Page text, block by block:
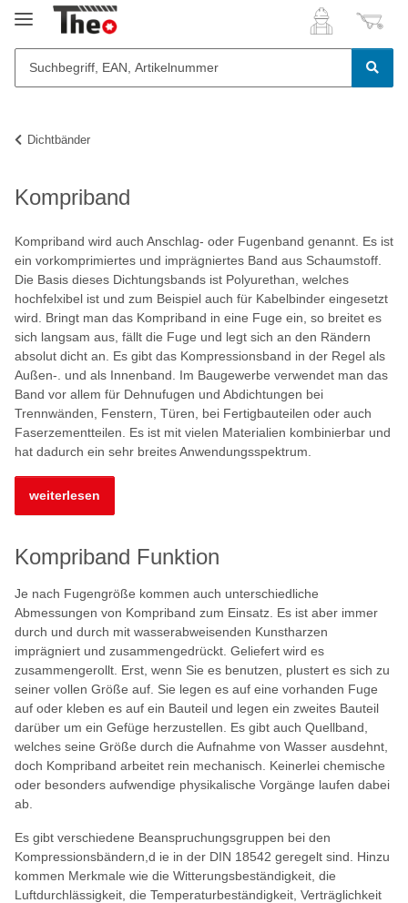
Dichtbänder
Kompriband
Kompriband wird auch Anschlag- oder Fugenband genannt. Es ist
ein vorkomprimiertes und imprägniertes Band aus Schaumstoff.
Die Basis dieses Dichtungsbands ist Polyurethan, welches
hochfelxibel ist und zum Beispiel auch für Kabelbinder eingesetzt
wird. Bringt man das Kompriband in eine Fuge ein, so breitet es
sich langsam aus, fällt die Fuge und legt sich an den Rändern
absolut dicht an. Es gibt das Kompressionsband in der Regel als
Außen-. und als Innenband. Im Baugewerbe verwendet man das
Band vor allem für Dehnufugen und Abdichtungen bei
Trennwänden, Fenstern, Türen, bei Fertigbauteilen oder auch
Faserzementteilen. Es ist mit vielen Materialien kombinierbar und
hat dadurch ein sehr breites Anwendungsspektrum.
weiterlesen
Kompriband Funktion
Je nach Fugengröße kommen auch unterschiedliche
Abmessungen von Kompriband zum Einsatz. Es ist aber immer
durch und durch mit wasserabweisenden Kunstharzen
imprägniert und zusammengedrückt. Geliefert wird es
zusammengerollt. Erst, wenn Sie es benutzen, plustert es sich zu
seiner vollen Größe auf. Sie legen es auf eine vorhanden Fuge
auf oder kleben es auf ein Bauteil und legen ein zweites Bauteil
darüber um ein Gefüge herzustellen. Es gibt auch Quellband,
welches seine Größe durch die Aufnahme von Wasser ausdehnt,
doch Kompriband arbeitet rein mechanisch. Keinerlei chemische
oder besonders aufwendige physikalische Vorgänge laufen dabei
ab.
Es gibt verschiedene Beanspruchungsgruppen bei den
Kompressionsbändern,d ie in der DIN 18542 geregelt sind. Hinzu
kommen Merkmale wie die Witterungsbeständigkeit, die
Luftdurchlässigkeit, die Temperaturbeständigkeit, Verträglichkeit